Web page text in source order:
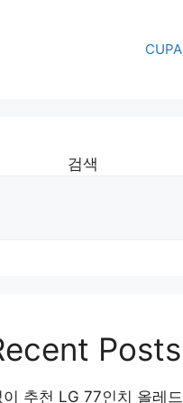
검색
Posts
이 추천 LG 77인치 올레